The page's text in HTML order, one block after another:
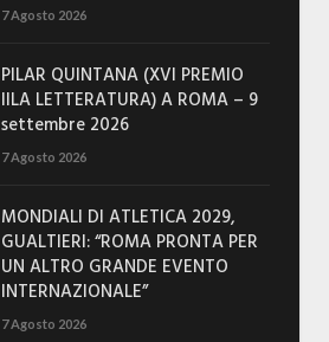
7 Agosto 2026
PILAR QUINTANA (XVI PREMIO
IILA LETTERATURA) A ROMA – 9
settembre 2026
7 Agosto 2026
MONDIALI DI ATLETICA 2029,
GUALTIERI: “ROMA PRONTA PER
UN ALTRO GRANDE EVENTO
INTERNAZIONALE”
7 Agosto 2026